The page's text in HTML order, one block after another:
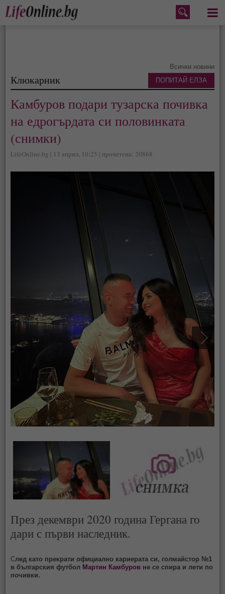
Меню
Всички новини
Клюкарник
Камбуров подари тузарска почивка
на едрогърдата си половинката
(снимки)
LifeOnline.bg | 13 април, 10:25 | прочетена: 20868
През декември 2020 година Гергана го
дари с първи наследник.
След като прекрати официално кариерата си, голмайстор №1
в българския футбол Мартин Камбуров не се спира и лети по
почивки.
ПОПИТАЙ ЕЛЗА